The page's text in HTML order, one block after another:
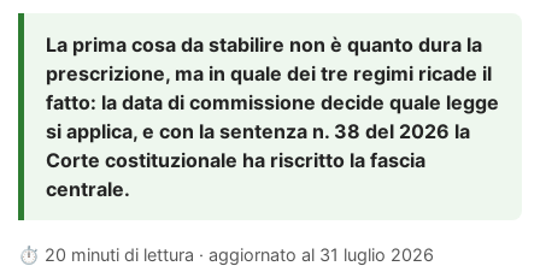
La prima cosa da stabilire non è quanto dura la
prescrizione, ma in quale dei tre regimi ricade il
fatto: la data di commissione decide quale legge
si applica, e con la sentenza n. 38 del 2026 la
Corte costituzionale ha riscritto la fascia
centrale.
⏱ 20 minuti di lettura · aggiornato al 31 luglio 2026